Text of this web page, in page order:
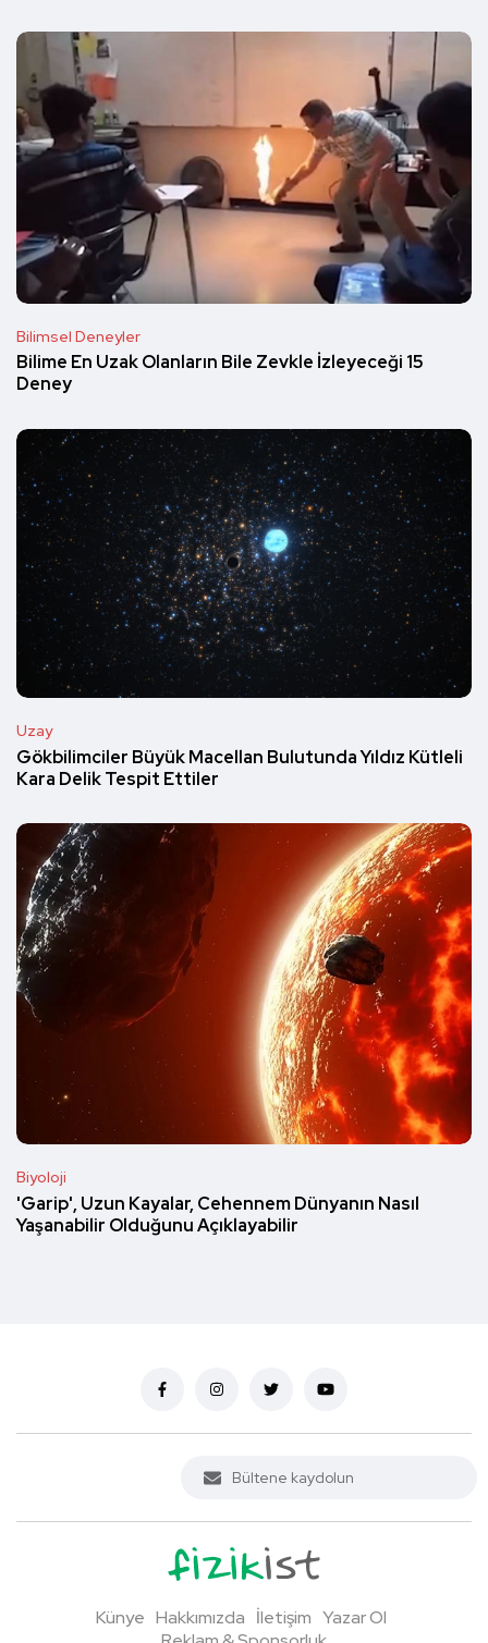
Bilimsel Deneyler
Bilime En Uzak Olanların Bile Zevkle İzleyeceği 15
Deney
Uzay
Gökbilimciler Büyük Macellan Bulutunda Yıldız Kütleli
Kara Delik Tespit Ettiler
Biyoloji
'Garip', Uzun Kayalar, Cehennem Dünyanın Nasıl
Yaşanabilir Olduğunu Açıklayabilir
Künye Hakkımızda İletişim Yazar Ol